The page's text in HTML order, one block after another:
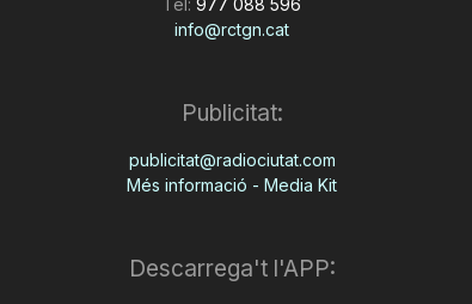
Tel: 977 088 596
info@rctgn.cat
Publicitat:
publicitat@radiociutat.com
Més informació - Media Kit
Descarrega't l'APP: